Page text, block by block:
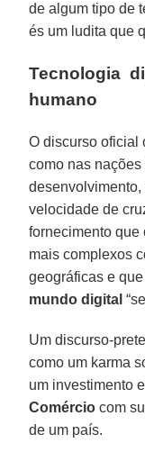
de algum tipo de
és um ludita que
Tecnologia
humano
O discurso oficial
como nas
velocidade de
fornecimento que
mais complexos
geográficas e
mundo digital
Um discurso-
como um karma
um investimento
Comércio com
de um país.